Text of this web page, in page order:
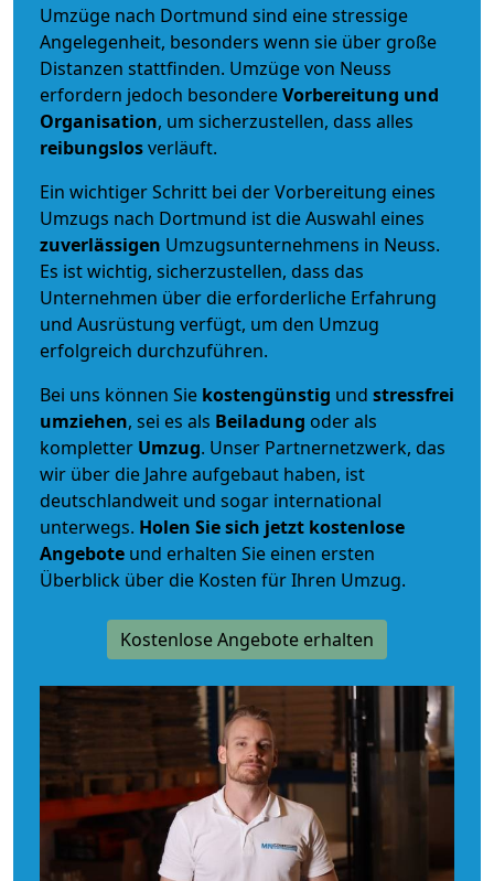
Umzüge nach Dortmund sind eine stressige
Angelegenheit, besonders wenn sie über große
Distanzen stattfinden. Umzüge von Neuss
erfordern jedoch besondereVorbereitung und
Organisation, um sicherzustellen, dass alles
reibungslosverläuft.
Ein wichtiger Schritt bei der Vorbereitung eines
Umzugs nach Dortmund ist die Auswahl eines
zuverlässigen Umzugsunternehmens in Neuss.
Es ist wichtig, sicherzustellen, dass das
Unternehmen über die erforderliche Erfahrung
und Ausrüstung verfügt, um den Umzug
erfolgreich durchzuführen.
Bei uns können Sie kostengünstig und stressfrei
umziehen, sei es als Beiladung oder als
kompletter Umzug. Unser Partnernetzwerk, das
wir über die Jahre aufgebaut haben, ist
deutschlandweit und sogar international
unterwegs. Holen Sie sich jetzt kostenlose
Angebote und erhalten Sie einen ersten
Überblick über die Kosten für Ihren Umzug.
Kostenlose Angebote erhalten